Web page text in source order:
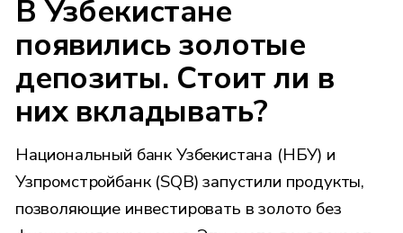
В Узбекистане
появились золотые
депозиты. Стоит ли в
них вкладывать?
Национальный банк Узбекистана (НБУ) и
Узпромстройбанк (SQB) запустили продукты,
позволяющие инвестировать в золото без